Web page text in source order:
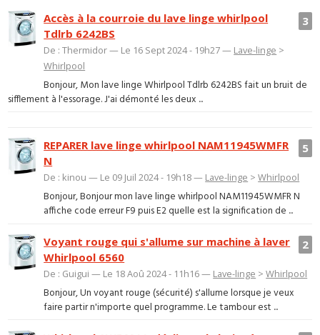
3
Accès à la courroie du lave linge whirlpool
Tdlrb 6242BS
De : Thermidor — Le 16 Sept 2024 - 19h27 — Lave-linge >
Whirlpool
Bonjour, Mon lave linge Whirlpool Tdlrb 6242BS fait un bruit de
sifflement à l'essorage. J'ai démonté les deux ...
5
REPARER lave linge whirlpool NAM11945WMFR
N
De : kinou — Le 09 Juil 2024 - 19h18 — Lave-linge >Whirlpool
Bonjour, Bonjour mon lave linge whirlpool NAM11945WMFR N
affiche code erreur F9 puis E2 quelle est la signification de ...
2
Voyant rouge qui s'allume sur machine à laver
Whirlpool 6560
De : Guigui — Le 18 Aoû 2024 - 11h16 — Lave-linge >Whirlpool
Bonjour, Un voyant rouge (sécurité) s'allume lorsque je veux
faire partir n'importe quel programme. Le tambour est ...